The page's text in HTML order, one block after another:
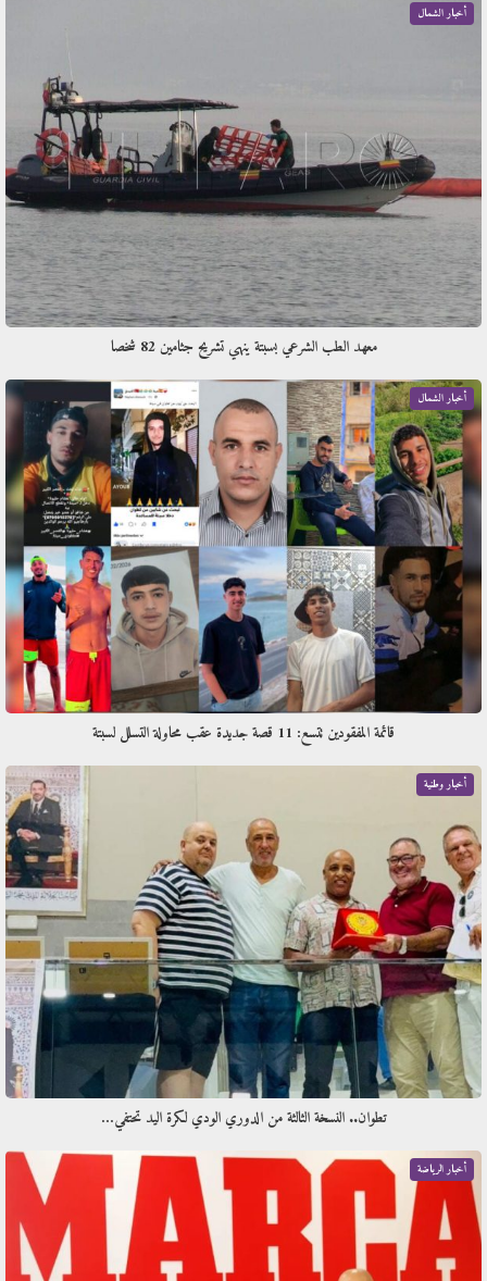
أخبار الشمال
معهد الطب الشرعي بسبتة ينهي تشريح جثامين 82 شخصا
أخبار الشمال
قائمة المفقودين تتسع: 11 قصة جديدة عقب محاولة التسلل لسبتة
أخبار وطنية
تطوان.. النسخة الثالثة من الدوري الودي لكرة اليد تحتفي…
أخبار الرياضة